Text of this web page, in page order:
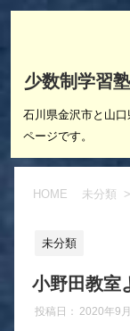
少数制学習
石川県金沢市と山
ページです。
HOME 未分類 >
未分類
小野田教室
投稿日： 2020年9